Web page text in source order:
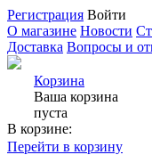
Регистрация Войти
О магазине Новости
Доставка Вопросы и
Корзина
Ваша корзина
пуста
В корзине:
Перейти в корзину